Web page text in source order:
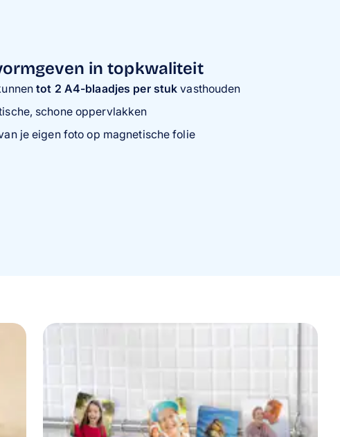
in topkwaliteit
tot 2 A4-blaadjes per stukvasthouden
schone oppervlakken
je eigen foto op magnetische folie